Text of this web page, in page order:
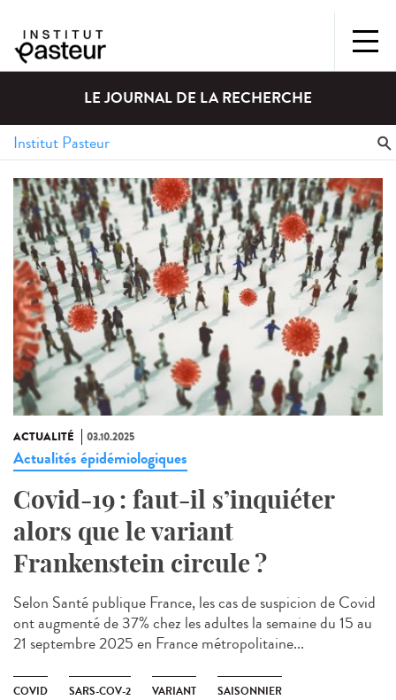
LE JOURNAL DE LA RECHERCHE
ACTUALITÉ 03.10.2025
Actualités épidémiologiques
Covid-19 : faut-il s’inquiéter
alors que le variant
Frankenstein circule ?
Selon Santé publique France, les cas de suspicion de Covid
ont augmenté de 37% chez les adultes la semaine du 15 au
21 septembre 2025 en France métropolitaine...
COVID SARS-COV-2 VARIANT SAISONNIER